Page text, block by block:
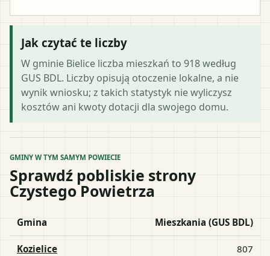
Jak czytać te liczby
W gminie Bielice liczba mieszkań to 918 według
GUS BDL. Liczby opisują otoczenie lokalne, a nie
wynik wniosku; z takich statystyk nie wyliczysz
kosztów ani kwoty dotacji dla swojego domu.
GMINY W TYM SAMYM POWIECIE
Sprawdź pobliskie strony
Czystego Powietrza
Gmina Mieszkania (GUS BDL)
Kozielice 807